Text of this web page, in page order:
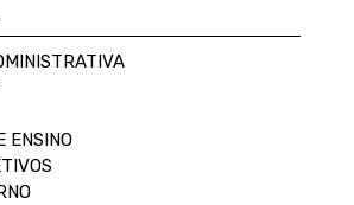
ENSINO